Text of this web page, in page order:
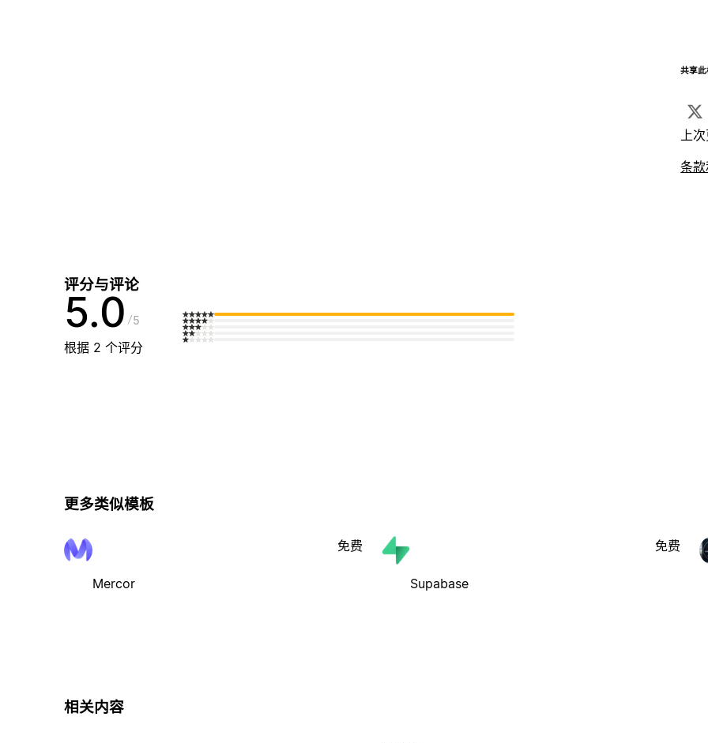
共享
上
条
评分与评论
5.0 5
根据 2 个评分
更多类似模板
Mercor
免费
Supabase
免费
相关内容